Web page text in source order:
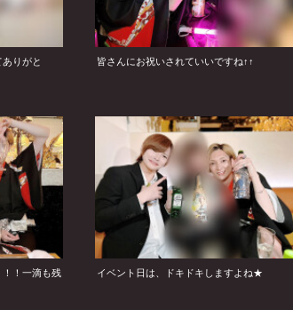
りがと
皆さんにお祝いされていいですね↑↑
！一滴も残
イベント日は、ドキドキしますよね★